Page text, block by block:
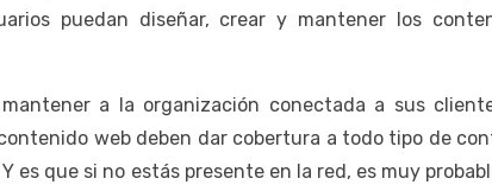
puedan diseñar, crear y mantener los
a la organización conectada a sus
web deben dar cobertura a todo tipo de
que si no estás presente en la red, es muy